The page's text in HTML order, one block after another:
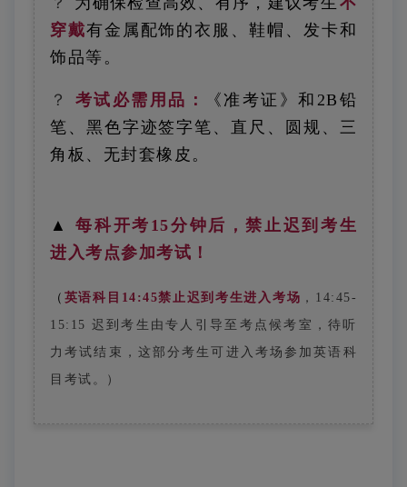
穿戴有金属配饰的衣服、鞋帽、发卡和
饰品等。
？ 考试必需用品：
《准考证》和2B铅
笔、黑色字迹签字笔、直尺、圆规、三
角板、无封套橡皮。
▲
每科开考15分钟后，禁止迟到考生
进入考点参加考试！
（ 英语科目14:45禁止迟到考生进入考场 ，14:45-
15:15 迟到考生由专人引导至考点候考室，待听
力考试结束，这部分考生可进入考场参加英语科
目考试 。）